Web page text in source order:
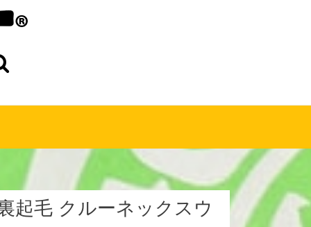
起毛 クルーネックスウ